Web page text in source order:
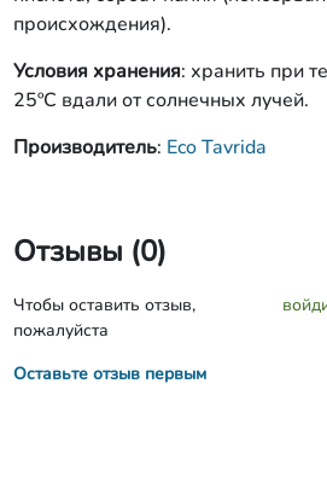
происхождения).
Условия хранения: хранить при
25ºС вдали от солнечных лучей.
Производитель: Eco Tavrida
Отзывы (0)
Чтобы оставить отзыв,
пожалуйста
Оставьте отзыв первым